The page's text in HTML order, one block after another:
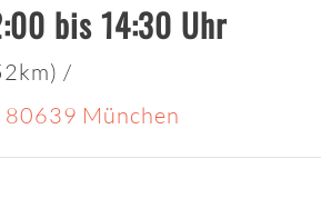
bis 14:30 Uhr
/
München